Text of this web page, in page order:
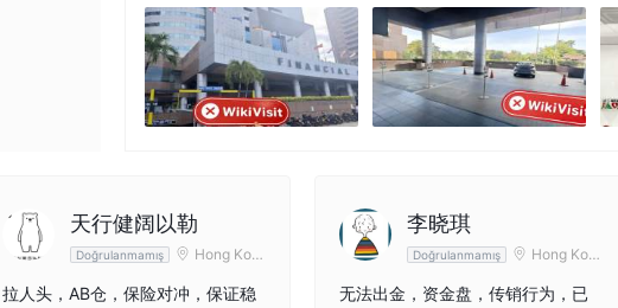
Şirket çalışanı
--
天行健阔以勒
Doğrulanmamış
Hong Kon
拉人头，AB仓，保险对冲，保证稳
李晓琪
Doğrulanmamış
Hong Kon
无法出金，资金盘，传销行为，已